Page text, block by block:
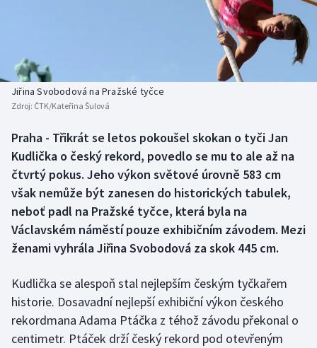
Basketbal
Biatlon
Box
Curling
Dostihy
Florbal
Golf
Historické návraty
Aplikace ČT sport
Jiřina Svobodová na Pražské tyčce
Zdroj: ČTK/Kateřina Šulová
Praha - Třikrát se letos pokoušel skokan o tyči Jan
Kudlička o český rekord, povedlo se mu to ale až na
čtvrtý pokus. Jeho výkon světové úrovně 583 cm
však nemůže být zanesen do historických tabulek,
neboť padl na Pražské tyčce, která byla na
Václavském náměstí pouze exhibičním závodem. Mezi
ženami vyhrála Jiřina Svobodová za skok 445 cm.
Kudlička se alespoň stal nejlepším českým tyčkařem
historie. Dosavadní nejlepší exhibiční výkon českého
rekordmana Adama Ptáčka z téhož závodu překonal o
centimetr. Ptáček drží český rekord pod otevřeným